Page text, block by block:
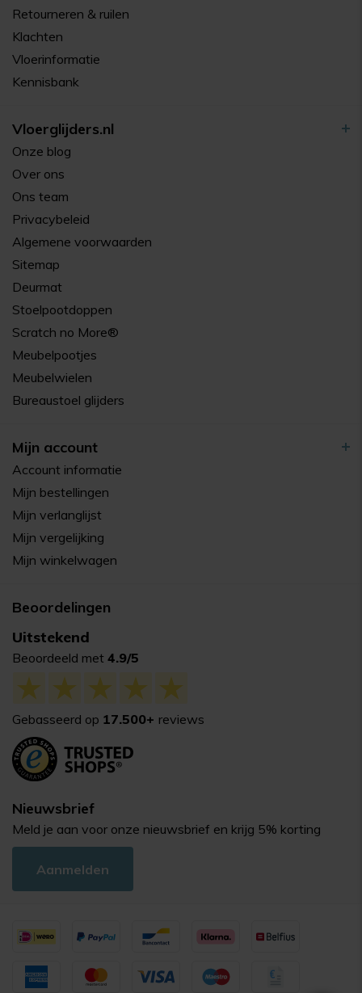
Retourneren & ruilen
Klachten
Vloerinformatie
Kennisbank
Vloerglijders.nl
Onze blog
Over ons
Ons team
Privacybeleid
Algemene voorwaarden
Sitemap
Deurmat
Stoelpootdoppen
Scratch no More®
Meubelpootjes
Meubelwielen
Bureaustoel glijders
Mijn account
Account informatie
Mijn bestellingen
Mijn verlanglijst
Mijn vergelijking
Mijn winkelwagen
Beoordelingen
Uitstekend
Beoordeeld met 4.9/5
Gebasseerd op 17.500+ reviews
Nieuwsbrief
Meld je aan voor onze nieuwsbrief en krijg 5% korting
Aanmelden